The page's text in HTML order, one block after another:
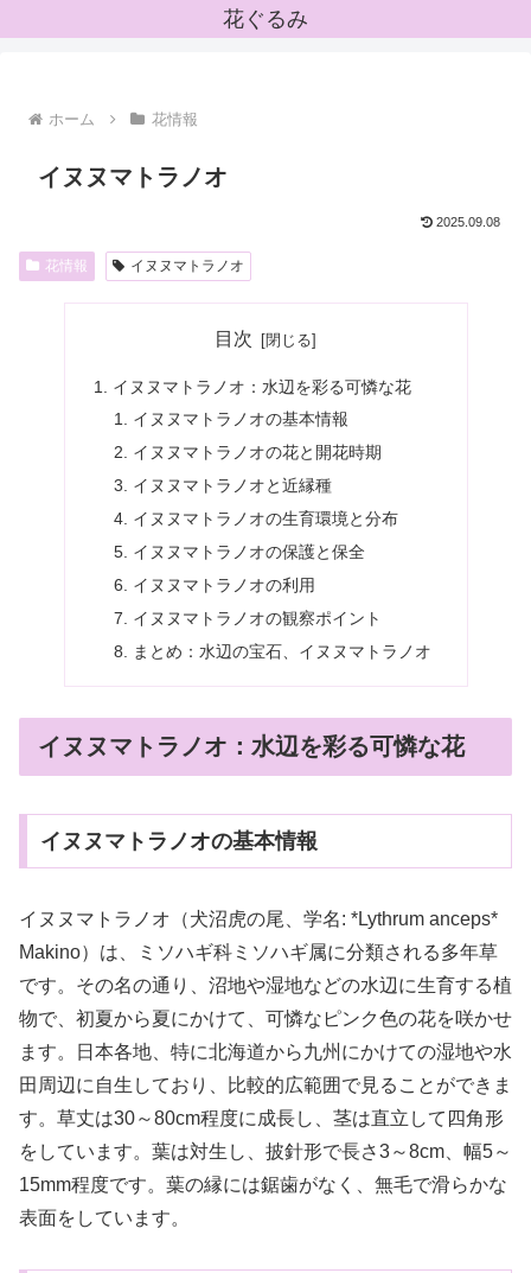
花ぐるみ
ホーム 花情報
イヌヌマトラノオ
2025.09.08
花情報 イヌヌマトラノオ
目次
イヌヌマトラノオ：水辺を彩る可憐な花
イヌヌマトラノオの基本情報
イヌヌマトラノオの花と開花時期
イヌヌマトラノオと近縁種
イヌヌマトラノオの生育環境と分布
イヌヌマトラノオの保護と保全
イヌヌマトラノオの利用
イヌヌマトラノオの観察ポイント
まとめ：水辺の宝石、イヌヌマトラノオ
イヌヌマトラノオ：水辺を彩る可憐な花
イヌヌマトラノオの基本情報
イヌヌマトラノオ（犬沼虎の尾、学名: *Lythrum anceps*
Makino）は、ミソハギ科ミソハギ属に分類される多年草
です。その名の通り、沼地や湿地などの水辺に生育する植
物で、初夏から夏にかけて、可憐なピンク色の花を咲かせ
ます。日本各地、特に北海道から九州にかけての湿地や水
田周辺に自生しており、比較的広範囲で見ることができま
す。草丈は30～80cm程度に成長し、茎は直立して四角形
をしています。葉は対生し、披針形で長さ3～8cm、幅5～
15mm程度です。葉の縁には鋸歯がなく、無毛で滑らかな
表面をしています。